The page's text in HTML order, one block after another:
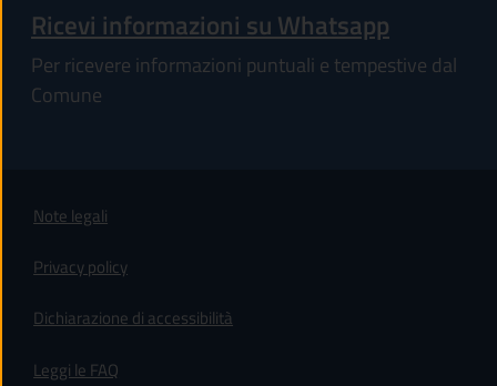
Ricevi informazioni su Whatsapp
Per ricevere informazioni puntuali e tempestive dal
Comune
Note legali
Privacy policy
Dichiarazione di accessibilità
Leggi le FAQ